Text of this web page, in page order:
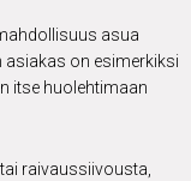
asua
on esimerkiksi
itse huolehtimaan
raivaussiivousta,